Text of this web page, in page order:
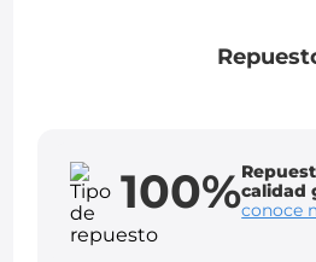
100%calidad
conoce